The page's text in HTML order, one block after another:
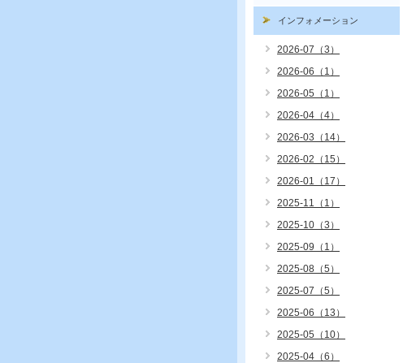
インフォメーション
2026-07（3）
2026-06（1）
2026-05（1）
2026-04（4）
2026-03（14）
2026-02（15）
2026-01（17）
2025-11（1）
2025-10（3）
2025-09（1）
2025-08（5）
2025-07（5）
2025-06（13）
2025-05（10）
2025-04（6）